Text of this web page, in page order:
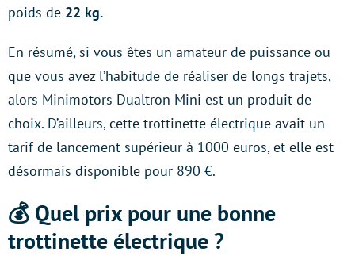
poids de 22 kg.
En résumé, si vous êtes un amateur de puissance ou
que vous avez l’habitude de réaliser de longs trajets,
alors Minimotors Dualtron Mini est un produit de
choix. D’ailleurs, cette trottinette électrique avait un
tarif de lancement supérieur à 1000 euros, et elle est
désormais disponible pour 890 €.
💰 Quel prix pour une bonne
trottinette électrique ?